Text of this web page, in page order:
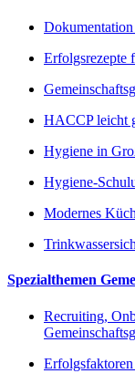
Erfolgsrezepte
HACCP leicht
Hygiene in
Hygiene-
Modernes
Spezialthemen
Recruiting,